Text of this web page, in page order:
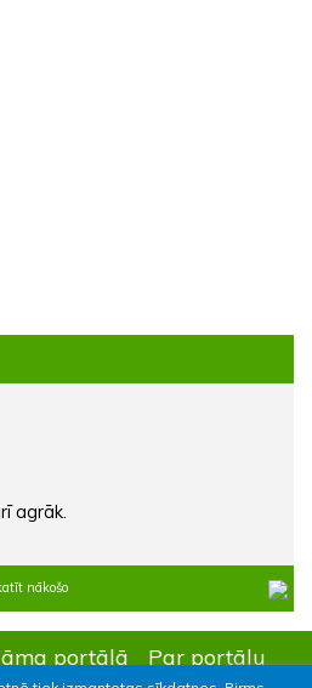
agrāk.
nākošo
portālā Par portālu